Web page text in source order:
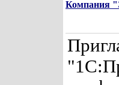
Компания